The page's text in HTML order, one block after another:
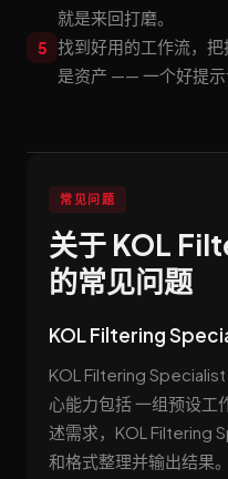
就是来回打磨。
5 找到好用的工作流，
是资产 —— 一个好提示
常见问题
关于 KOL
的常见问题
KOL Filtering
KOL Filtering
心能力包括 一组预设工
述需求，KOL Filtering
和格式整理并输出结果